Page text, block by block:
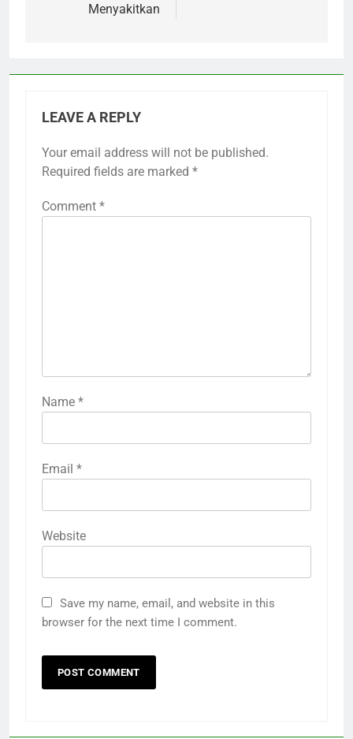
Menyakitkan
LEAVE A REPLY
Your email address will not be published.
Required fields are marked *
Comment *
Name *
Email *
Website
Save my name, email, and website in this
browser for the next time I comment.